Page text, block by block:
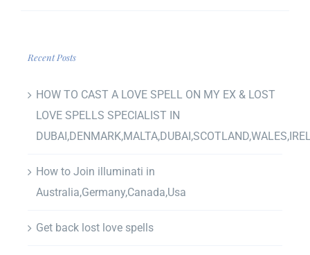
Recent Posts
HOW TO CAST A LOVE SPELL ON MY EX & LOST
LOVE SPELLS SPECIALIST IN
How to Join illuminati in
Australia,Germany,Canada,Usa
Get back lost love spells